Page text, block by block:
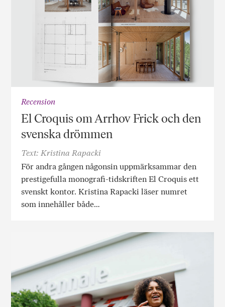
Recension
El Croquis om Arrhov Frick och den
svenska drömmen
Text: Kristina Rapacki
För andra gången någonsin uppmärksammar den
prestigefulla monografi-tidskriften El Croquis ett
svenskt kontor. Kristina Rapacki läser numret
som innehåller både…